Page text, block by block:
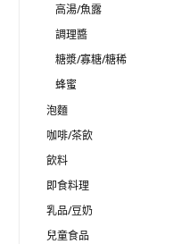
高湯/魚露
調理醬
糖漿/寡糖/糖稀
蜂蜜
泡麵
咖啡/茶飲
飲料
即食料理
乳品/豆奶
兒童食品